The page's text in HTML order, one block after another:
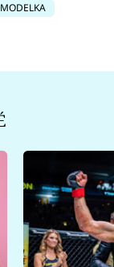
MODELKA